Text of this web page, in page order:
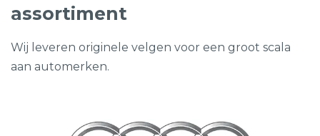
assortiment
Wij leveren originele velgen voor een groot scala
aan automerken.